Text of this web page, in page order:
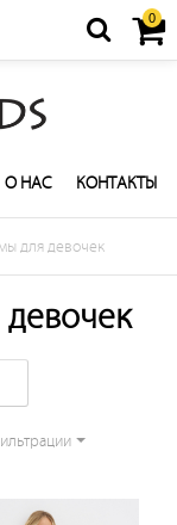
0
О НАС КОНТАКТЫ
для девочек